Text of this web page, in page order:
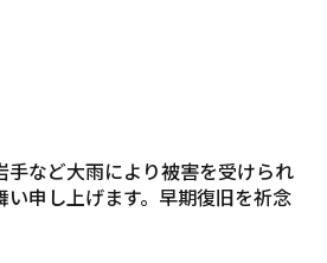
手など大雨により被害を受けられ
い申し上げます。早期復旧を祈念